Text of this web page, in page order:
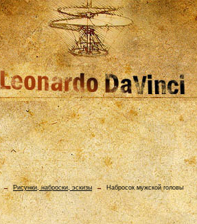
→Рисунки, наброски, эскизы→Набросок мужской головы